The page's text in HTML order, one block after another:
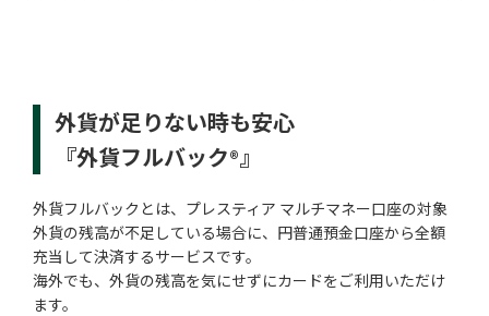
外貨が足りない時も安心
『外貨フルバック®』
外貨フルバックとは、プレスティア マルチマネー口座の対象
外貨の残高が不足している場合に、円普通預金口座から全額
充当して決済するサービスです。
海外でも、外貨の残高を気にせずにカードをご利用いただけ
ます。